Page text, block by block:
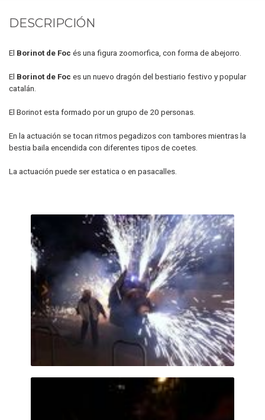
DESCRIPCIÓN
El Borinot de Foc és una figura zoomorfica, con forma de abejorro.
El Borinot de Foc es un nuevo dragón del bestiario festivo y popular
catalán.
El Borinot esta formado por un grupo de 20 personas.
En la actuación se tocan ritmos pegadizos con tambores mientras la
bestia baila encendida con diferentes tipos de coetes.
La actuación puede ser estatica o en pasacalles.